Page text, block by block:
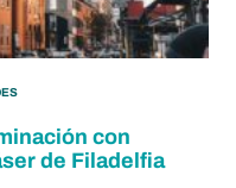
con
de Filadelfia